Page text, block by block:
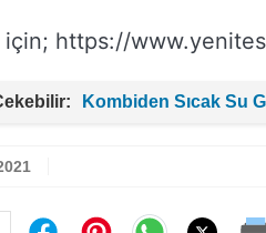
için; https://
Kombiden Sıcak Su